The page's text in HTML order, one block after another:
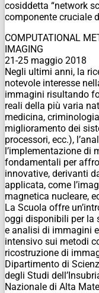
cosiddetta “network
componente cruciale
COMPUTATIONAL
IMAGING
21-25 maggio 2018
Negli ultimi anni, la
notevole interesse
immagini risultando
reali della più varia
medicina,
miglioramento dei
processori, ecc.),
l’implementazione di
fondamentali per
innovative, derivanti
applicata, come
magnetica nucleare,
La Scuola offre
oggi disponibili per la
e analisi di immagini
intensivo sui metodi
ricostruzione di
Dipartimento di
degli Studi
Nazionale di Alta